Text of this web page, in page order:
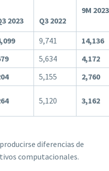
2023 Q3 2022
9M 2023
9,741
14,136
5,634
4,172
5,155
2,760
5,120 3,162
diferencias de
computacionales.